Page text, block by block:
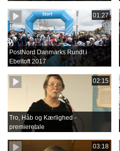
01:27
PostNord Danmarks Rundt i
Ebeltoft 2017
02:15
Tro, Håb og Kærlighed -
premieretale
03:18